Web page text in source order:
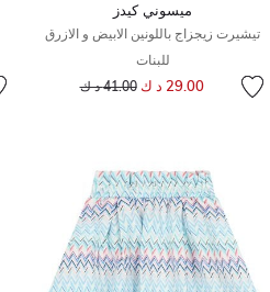
ميسوني كيدز
تيشيرت زيجزاج باللونين الابيض و الازرق
للبنات
29.00 د ك سعر مخفض من
41.00 د ك